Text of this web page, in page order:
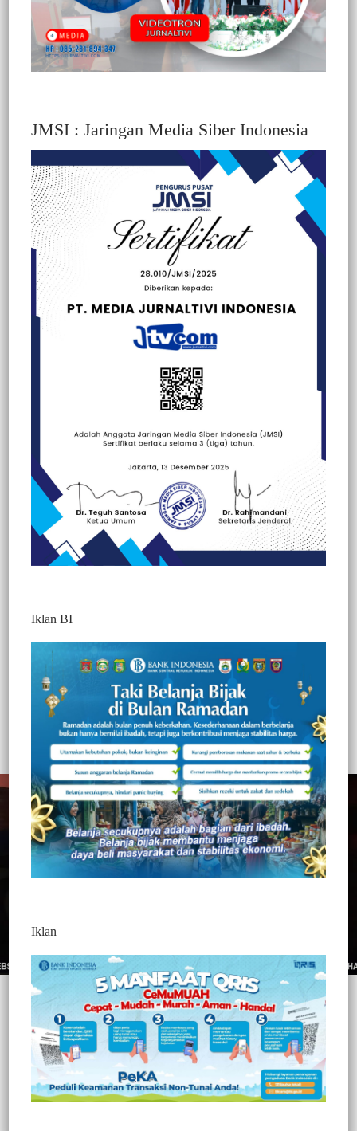
BERITA VIDEO : GEREBEK THM,
SATPOL PP TERLIBAT ADU MULUT
DENGAN PENGELOLA DAN
PENGUNJUNG CAFE
Redaksi Jurnaltivi
1 Min Baca
Minggu, 1 Agustus 2021
613
TORAJA UTARA, – || Jurnaltivi.com || Gerebek tempat
hiburan malam dan warung ballo yang nekat beroperasi ditengah
pemberlakuan penerapan PPKM, Satpol PP Pemkab Toraja Utara
JMSI : Jaringan Media Siber Indonesia
Iklan BI
Iklan